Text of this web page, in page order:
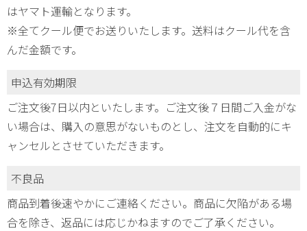
はヤマト運輸となります。
※全てクール便でお送りいたします。送料はクール代を含
んだ金額です。
申込有効期限
ご注文後7日以内といたします。ご注文後７日間ご入金がな
い場合は、購入の意思がないものとし、注文を自動的にキ
ャンセルとさせていただきます。
不良品
商品到着後速やかにご連絡ください。商品に欠陥がある場
合を除き、返品には応じかねますのでご了承ください。